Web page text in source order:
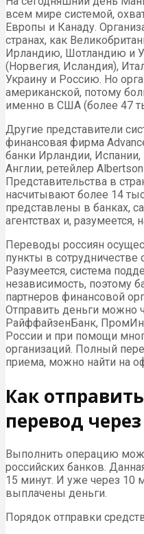
всем мире системой,
Европы и Канаду.
странах, как
Ирландию, Шотландию и
(Норвегия, Исландия),
Украину и Россию. Но
американской, потому
именно в США (более 47
Другие представители
финансовая фирма
банки Ирландии,
Англии, ретейлер
Представительства в
насчитывают более 14
представлены в банках,
агентствах и, разумеется,
Переводы россиян
пункты в
Разумеется, система
независимость, поэтому
партнеров финансовой
Отправить деньги можно
РайффайзенБанк,
России и при помощи
организаций. Полный
приема, можно найти на
Как
перевод
Выполнить операцию
российских банков.
15 минут. И уже через 10
выплачены деньги.
Порядок отправки